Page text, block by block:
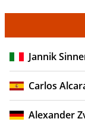
Jannik
Carlos
Alexander